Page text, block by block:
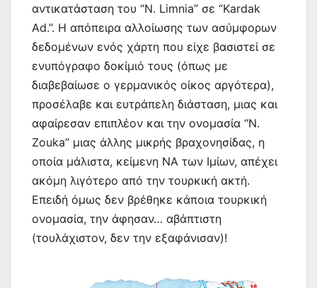
αντικατάσταση του “N. Limnia” σε “Kardak
Ad.”. Η απόπειρα αλλοίωσης των ασύμφορων
δεδομένων ενός χάρτη που είχε βασιστεί σε
ενυπόγραφο δοκίμιό τους (όπως με
διαβεβαίωσε ο γερμανικός οίκος αργότερα),
προσέλαβε και ευτράπελη διάσταση, μιας και
αφαίρεσαν επιπλέον και την ονομασία “N.
Zouka” μιας άλλης μικρής βραχονησίδας, η
οποία μάλιστα, κείμενη ΝΑ των Ιμίων, απέχει
ακόμη λιγότερο από την τουρκική ακτή.
Επειδή όμως δεν βρέθηκε κάποια τουρκική
ονομασία, την άφησαν… αβάπτιστη
(τουλάχιστον, δεν την εξαφάνισαν)!